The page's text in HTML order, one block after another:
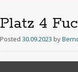
Platz 4
Posted 30.09.2023 by